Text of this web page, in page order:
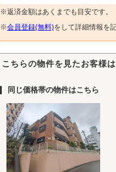
※返済金額はあくまでも目安です。
※会員登録(無料)をして詳細情報を
こちらの物件を見たお客様
同じ価格帯の物件はこちら